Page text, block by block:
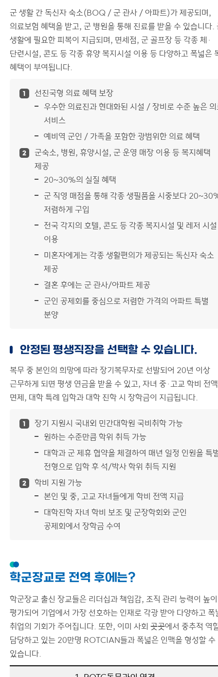
군 생활 간 독신자 숙소(BOQ / 군 관사 / 아파트)가 제공되며,
의료보험 혜택을 받고, 군 병원을 통해 진료를 받을 수 있습니다.
생활에 필요한 피복이 지급되며, 면세점, 군 골프장 등 각종 체·
단련시설, 콘도 등 각종 휴양 복지시설 이용 등 다양하고 폭넓은
혜택이 부여됩니다.
1
선진국형 의료 혜택 보장
우수한 의료진과 현대화된 시설 / 장비로 수준 높은
서비스
예비역 군인 / 가족을 포함한 광범위한 의료 혜택
2
군숙소, 병원, 휴양시설, 군 운영 매장 이용 등 복지혜택
제공
20~30%의 실질 혜택
군 직영 매점을 통해 각종 생필품을 시중보다
저렴하게 구입
전국 각지의 호텔, 콘도 등 각종 복지시설 및 레저 시설
이용
미혼자에게는 각종 생활편의가 제공되는 독신자 숙소
제공
결혼 후에는 군 관사/아파트 제공
군인 공제회를 중심으로 저렴한 가격의 아파트 특별
분양
안정된 평생직장을 선택할 수 있습니다.
복무 중 본인의 희망에 따라 장기복무자로 선발되어 20년 이상
근무하게 되면 평생 연금을 받을 수 있고, 자녀 중·고교 학비 전액
면제, 대학 특례 입학과 대학 진학 시 장학금이 지급됩니다.
1
장기 지원시 국내외 민간대학원 국비취학 가능
원하는 수준만큼 학위 취득 가능
대학과 군 제휴 협약을 체결하여 매년 일정 인원을 특
전형으로 입학 후 석/박사 학위 취득 지원
2
학비 지원 가능
본인 및 중, 고교 자녀들에게 학비 전액 지급
대학진학 자녀 학비 보조 및 군장학회와 군인
공제회에서 장학금 수여
학군장교로 전역 후에는?
학군장교 출신 장교들은 리더십과 책임감, 조직 관리 능력이 높이
평가되어 기업에서 가장 선호하는 인재로 각광 받아 다양하고 폭
취업의 기회가 주어집니다. 또한, 이미 사회 곳곳에서 중추적 역
담당하고 있는 20만명 ROTCIAN들과 폭넓은 인맥을 형성할 수
있습니다.